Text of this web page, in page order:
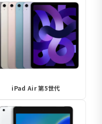
iPad Air 第5世代